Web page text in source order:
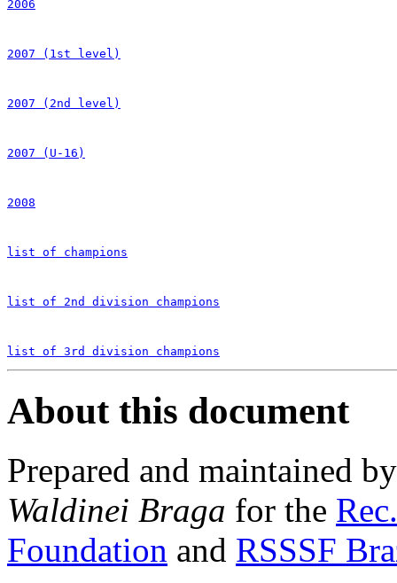
2006
2007 (1st level)
2007 (2nd level)
2007 (U-16)
2008
list of champions
list of 2nd division champions
list of 3rd division champions
About this document
Prepared and maintained
Waldinei Braga for the
Foundation and RSSSF